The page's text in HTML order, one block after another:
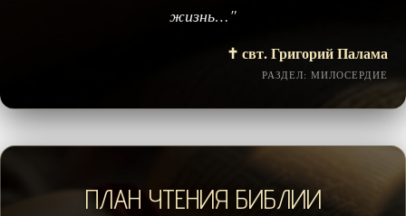
жизнь…"
✝️ свт. Григорий Палама
РАЗДЕЛ: МИЛОСЕРДИЕ
ПЛАН ЧТЕНИЯ БИБЛИИ